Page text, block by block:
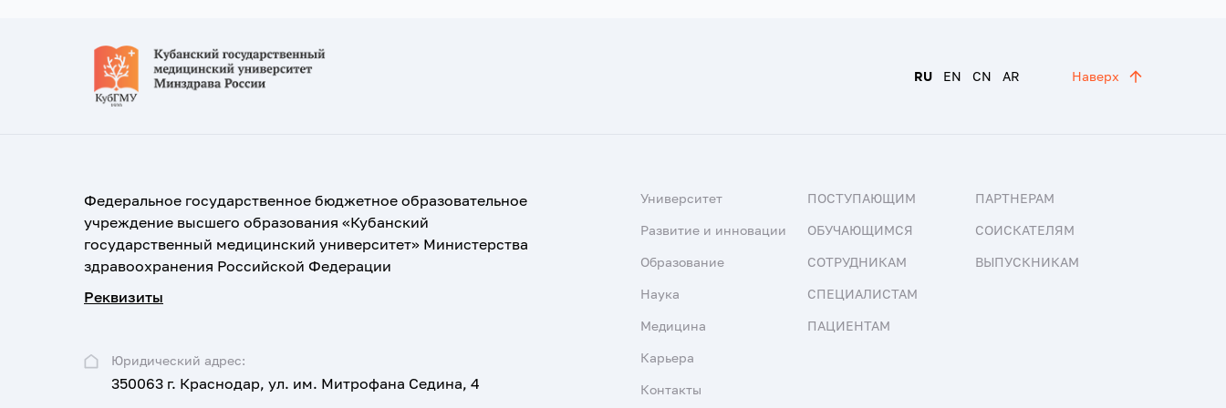
RU EN CN AR Наверх
Федеральное государственное бюджетное образовательное
учреждение высшего образования «Кубанский
государственный медицинский университет» Министерства
здравоохранения Российской Федерации
Реквизиты
Юридический адрес:
350063 г. Краснодар, ул. им. Митрофана Седина, 4
Университет
Развитие и инновации
Образование
Наука
Медицина
Карьера
Контакты
ПОСТУПАЮЩИМ
ОБУЧАЮЩИМСЯ
СОТРУДНИКАМ
СПЕЦИАЛИСТАМ
ПАЦИЕНТАМ
ПАРТНЕРАМ
СОИСКАТЕЛЯМ
ВЫПУСКНИКАМ